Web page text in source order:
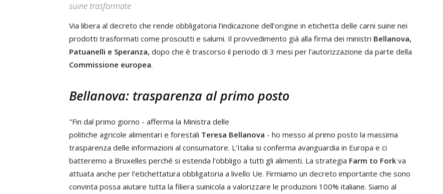
suine trasformate
Via libera al decreto che rende obbligatoria l'indicazione dell'origine in etichetta delle carni suine nei
prodotti trasformati come prosciutti e salumi. Il provvedimento già alla firma dei ministri Bellanova,
Patuanelli e Speranza, dopo che è trascorso il periodo di 3 mesi per l'autorizzazione da parte della
Commissione europea.
Bellanova: trasparenza al primo posto
"Fin dal primo giorno - afferma la Ministra delle
politiche agricole alimentari e forestali Teresa Bellanova - ho messo al primo posto la massima
trasparenza delle informazioni al consumatore. L'Italia si conferma avanguardia in Europa e ci
batteremo a Bruxelles perché si estenda l'obbligo a tutti gli alimenti. La strategia Farm to Fork va
attuata anche per l'etichettatura obbligatoria a livello Ue. Firmiamo un decreto importante che sono
convinta possa aiutare tutta la filiera suinicola a valorizzare le produzioni 100% italiane. Siamo al